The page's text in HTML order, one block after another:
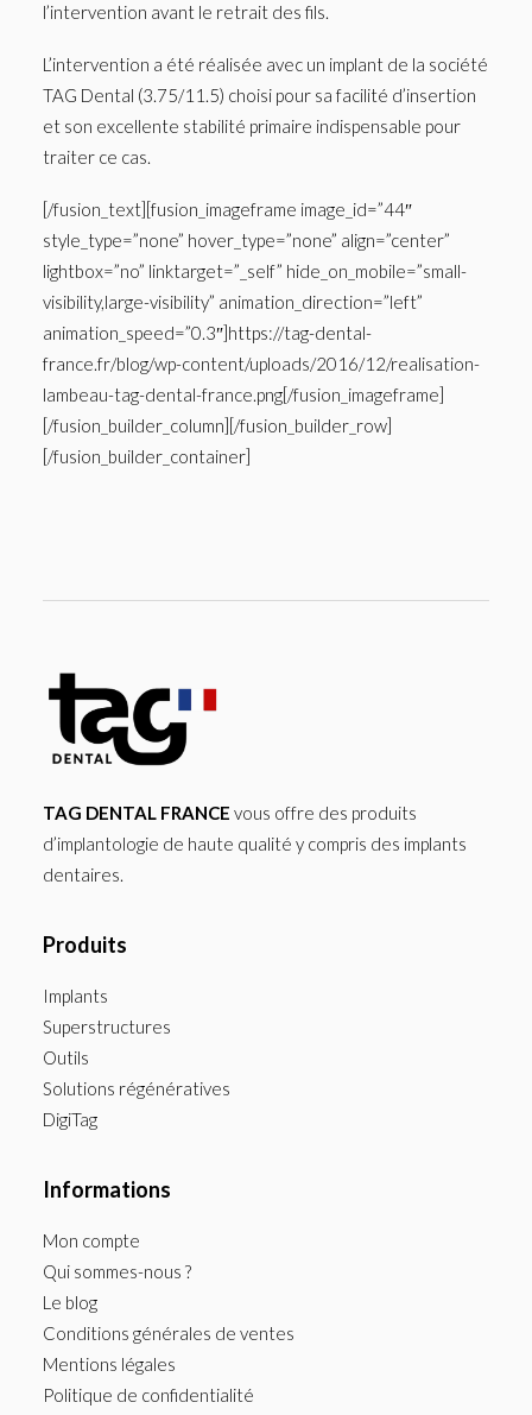
l’intervention avant le retrait des fils.
L’intervention a été réalisée avec un implant de la société
TAG Dental (3.75/11.5) choisi pour sa facilité d’insertion
et son excellente stabilité primaire indispensable pour
traiter ce cas.
[/fusion_text][fusion_imageframe image_id=”44″
style_type=”none” hover_type=”none” align=”center”
lightbox=”no” linktarget=”_self” hide_on_mobile=”small-
visibility,large-visibility” animation_direction=”left”
animation_speed=”0.3″]https://tag-dental-
france.fr/blog/wp-content/uploads/2016/12/realisation-
lambeau-tag-dental-france.png[/fusion_imageframe]
[/fusion_builder_column][/fusion_builder_row]
[/fusion_builder_container]
TAG DENTAL FRANCE vous offre des produits
d’implantologie de haute qualité y compris des implants
dentaires.
Produits
Implants
Superstructures
Outils
Solutions régénératives
DigiTag
Informations
Mon compte
Qui sommes-nous ?
Le blog
Conditions générales de ventes
Mentions légales
Politique de confidentialité